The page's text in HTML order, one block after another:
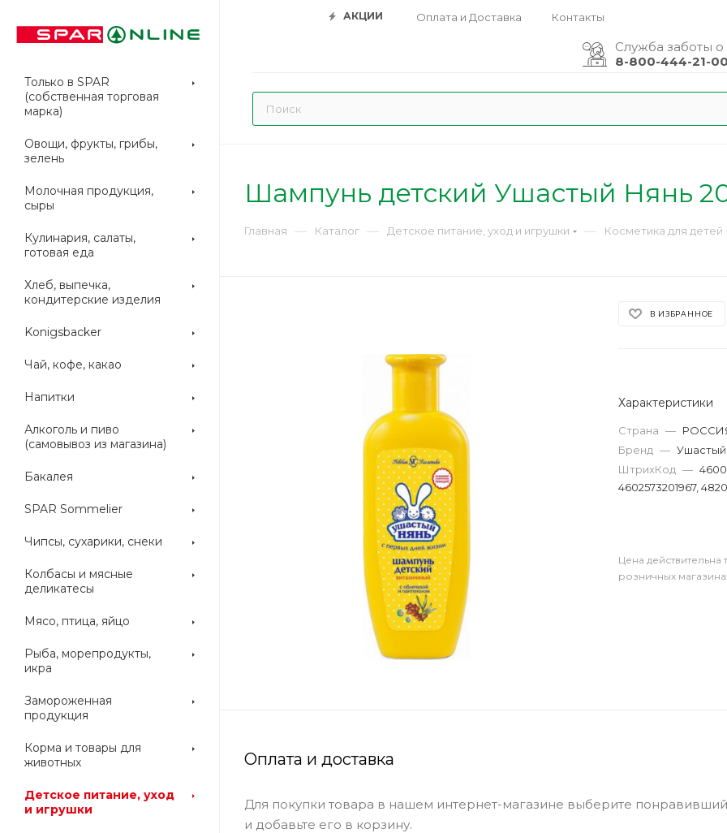
АКЦИИ Оплата и Доставка Контакты
Служба заботы о
8-800-444-21-00
Только в SPAR
(собственная торговая
марка)
Овощи, фрукты, грибы,
зелень
Молочная продукция,
сыры
Кулинария, салаты,
готовая еда
Хлеб, выпечка,
кондитерские изделия
Konigsbacker
Чай, кофе, какао
Напитки
Алкоголь и пиво
(самовывоз из магазина)
Бакалея
SPAR Sommelier
Чипсы, сухарики, снеки
Колбасы и мясные
деликатесы
Мясо, птица, яйцо
Рыба, морепродукты,
икра
Замороженная
продукция
Корма и товары для
животных
Детское питание, уход
и игрушки
Шампунь детский Ушастый Нянь
Главная — Каталог — Детское питание, уход и игрушки — Косметика для детей
В ИЗБРАННОЕ
Характеристики
Страна —
Бренд —
ШтрихКод —
4602573201967,
Цена действительна
розничных
Оплата и доставка
Для покупки товара в нашем интернет-магазине выберите
и добавьте его в корзину.